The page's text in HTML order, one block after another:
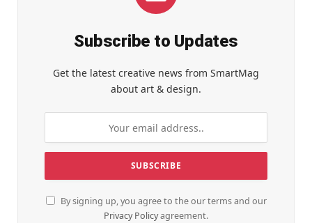
Subscribe to Updates
Get the latest creative news from SmartMag
about art & design.
By signing up, you agree to the our terms and our
Privacy Policyagreement.